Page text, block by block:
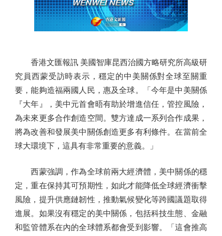
香港文匯報訊 美國智庫昆西治國方略研究所高級研
究員西蒙受訪時表示，穩定的中美關係對全球至關重
要，能夠造福兩國人民，惠及全球。「今年是中美關係
『大年』，美中元首會晤有助於增進信任，管控風險，
為未來更多合作創造空間。雙方達成一系列合作成果，
將為改善和發展美中關係創造更多有利條件。在當前全
球大環境下，這具有非常重要的意義。」
西蒙強調，作為全球前兩大經濟體，美中關係的穩
定，重在保持其可預期性，如此才能降低全球經濟衝擊
風險，提升供應鏈韌性，推動氣候變化等跨國議題取得
進展。如果沒有穩定的美中關係，包括科技生態、金融
和監管體系在內的全球體系都會受到影響。「這會推高